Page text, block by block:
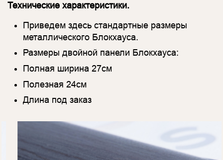
Технические характеристики.
Приведем здесь стандартные размеры
металлического Блокхауса.
Размеры двойной панели Блокхауса:
Полная ширина 27см
Полезная 24см
Длина под заказ